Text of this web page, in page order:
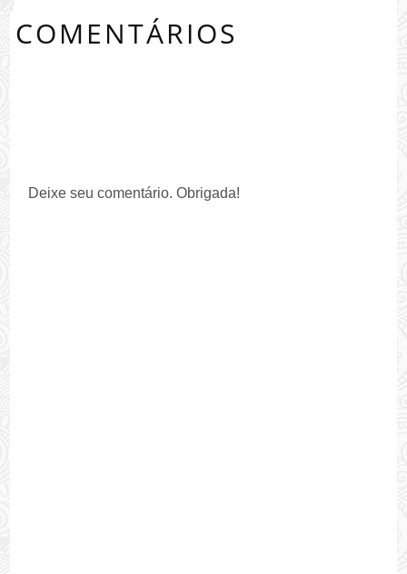
COMENTÁRIOS
Deixe seu comentário. Obrigada!